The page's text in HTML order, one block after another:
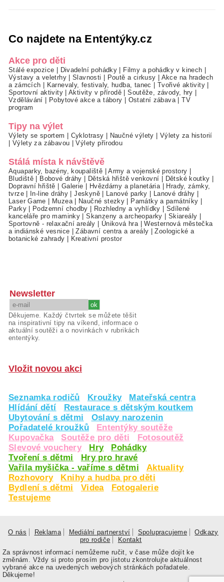
Co najdete na Ententýky.cz
Akce pro děti
Stálé expozice Divadelní pohádky Filmy a pohádky v kinech
Výstavy a veletrhy|Slavnosti Poutě a cirkusy
Akce na hradech
a zámcích
Karnevaly, festivaly, hudba, tanec Tvořivé aktivity
Sportovní aktivity|Aktivity v přírodě |Soutěže, závody, hry
Vzdělávání
Pobytové akce a tábory Ostatní zábava|TV
program
Tipy na výlet
Výlety se sportem Cyklotrasy Naučné výlety
Výlety za historií
Výlety za zábavou |Výlety přírodou
Stálá místa k návštěvě
Aquaparky, bazény, koupaliště |Army a vojenské prostory
Bludiště
Bobové dráhy Dětská hřiště venkovní Dětské koutky
Dopravní hřiště
Galerie Hvězdárny a planetária|
Hrady, zámky,
tvrze| In-line dráhy |Jeskyně| Lanové parky Lanové dráhy
Laser Game
Muzea| Naučné stezky Památky a památníky
Parky| Podzemní chodby Rozhledny a vyhlídky
Sdílené
kanceláře pro maminky |Skanzeny a archeoparky Skiareály
Sportovně - relaxační areály
Úniková hra|Westernová městečka
a indiánské vesnice |Zábavní centra a areály |Zoologické a
botanické zahrady
Kreativní prostor
Newsletter
Děkujeme. Každý čtvrtek se můžete těšit
na inspirativní tipy na víkend, informace o
aktuální soutěži a o novinkách v rubrikách
ententýky.
Vložit novou akci
Seznamka rodičů Kroužky
Mateřská centra
Hlídání dětí
Restaurace s dětským koutkem
Ubytování s dětmi
Oslavy narozenin
Pořadatelé kroužků
Ententýky soutěže
Kupovačka
Soutěže pro děti
Fotosoutěž
Slevové vouchery
Hry
Pohádky
Tvoření s dětmi
Hry pro hravé
Vařila myšička - vaříme s dětmi
Aktuality
Rozhovory
Knihy a hudba pro děti
Bydlení s dětmi
Videa
Fotogalerie
Testujeme
O nás Reklama Mediální partnerství Spolupracujeme
Odkazy
pro rodiče
Kontakt
Za správnost informací nemůžeme ručit, v čase může dojít ke
změnám. Vždy si proto prosím pro jistotu zkontrolujte aktuálnost
vybrané akce na uvedených webových stránkách pořadatele.
Děkujeme!